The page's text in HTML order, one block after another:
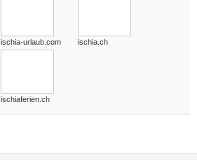
ischia-urlaub.com ischia.ch
ischiaferien.ch